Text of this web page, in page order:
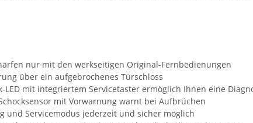
nur mit den werkseitigen Original-Fernbedienungen
über ein aufgebrochenes Türschloss
LED mit integriertem Servicetaster ermöglich Ihnen eine
mit Vorwarnung warnt bei Aufbrüchen
und Servicemodus jederzeit und sicher möglich